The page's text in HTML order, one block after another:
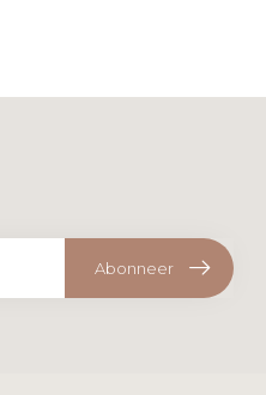
Abonneer